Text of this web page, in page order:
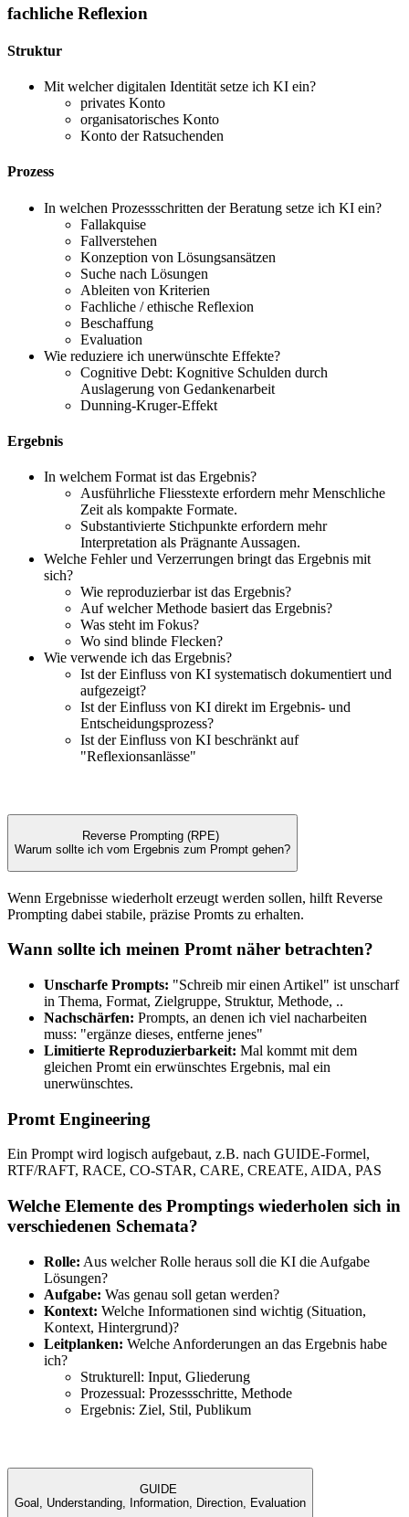
fachliche Reflexion
Struktur
Mit welcher digitalen Identität setze ich KI ein?
privates Konto
organisatorisches Konto
Konto der Ratsuchenden
Prozess
In welchen Prozessschritten der Beratung setze ich KI ein?
Fallakquise
Fallverstehen
Konzeption von Lösungsansätzen
Suche nach Lösungen
Ableiten von Kriterien
Fachliche / ethische Reflexion
Beschaffung
Evaluation
Wie reduziere ich unerwünschte Effekte?
Cognitive Debt: Kognitive Schulden durch
Auslagerung von Gedankenarbeit
Dunning-Kruger-Effekt
Ergebnis
In welchem Format ist das Ergebnis?
Ausführliche Fliesstexte erfordern mehr Menschliche
Zeit als kompakte Formate.
Substantivierte Stichpunkte erfordern mehr
Interpretation als Prägnante Aussagen.
Welche Fehler und Verzerrungen bringt das Ergebnis mit
sich?
Wie reproduzierbar ist das Ergebnis?
Auf welcher Methode basiert das Ergebnis?
Was steht im Fokus?
Wo sind blinde Flecken?
Wie verwende ich das Ergebnis?
Ist der Einfluss von KI systematisch dokumentiert und
aufgezeigt?
Ist der Einfluss von KI direkt im Ergebnis- und
Entscheidungsprozess?
Ist der Einfluss von KI beschränkt auf
"Reflexionsanlässe"
Reverse Prompting (RPE)
Warum sollte ich vom Ergebnis zum Prompt gehen?
Wenn Ergebnisse wiederholt erzeugt werden sollen, hilft Reverse
Prompting dabei stabile, präzise Promts zu erhalten.
Wann sollte ich meinen Promt näher betrachten?
Unscharfe Prompts: "Schreib mir einen Artikel" ist unscharf
in Thema, Format, Zielgruppe, Struktur, Methode, ..
Nachschärfen: Prompts, an denen ich viel nacharbeiten
muss: "ergänze dieses, entferne jenes"
Limitierte Reproduzierbarkeit: Mal kommt mit dem
gleichen Promt ein erwünschtes Ergebnis, mal ein
unerwünschtes.
Promt Engineering
Ein Prompt wird logisch aufgebaut, z.B. nach GUIDE-Formel,
RTF/RAFT, RACE, CO-STAR, CARE, CREATE, AIDA, PAS
Welche Elemente des Promptings wiederholen sich in
verschiedenen Schemata?
Rolle: Aus welcher Rolle heraus soll die KI die Aufgabe
Lösungen?
Aufgabe: Was genau soll getan werden?
Kontext: Welche Informationen sind wichtig (Situation,
Kontext, Hintergrund)?
Leitplanken: Welche Anforderungen an das Ergebnis habe
ich?
Strukturell: Input, Gliederung
Prozessual: Prozessschritte, Methode
Ergebnis: Ziel, Stil, Publikum
GUIDE
Goal, Understanding, Information, Direction, Evaluation